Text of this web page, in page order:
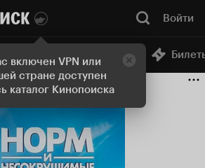
включен VPN или
стране доступен
каталог Кинопоиска
Войти
Онлайн-кинотеатр